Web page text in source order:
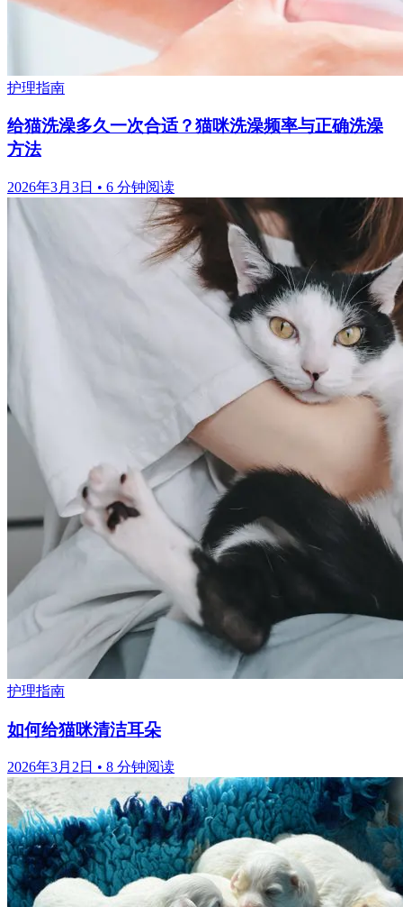
护理指南
给猫洗澡多久一次合适？猫咪洗澡频率与正确洗澡
方法
2026年3月3日 • 6 分钟阅读
护理指南
如何给猫咪清洁耳朵
2026年3月2日 • 8 分钟阅读